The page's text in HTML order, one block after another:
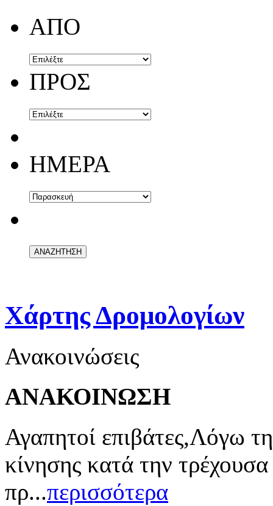
ΑΠΟ
ΠΡΟΣ
ΗΜΕΡΑ
Χάρτης Δρομολογίων
Ανακοινώσεις
ΑΝΑΚΟΙΝΩΣΗ
Αγαπητοί επιβάτες,Λόγω
κίνησης κατά την
πρ...περισσότερα